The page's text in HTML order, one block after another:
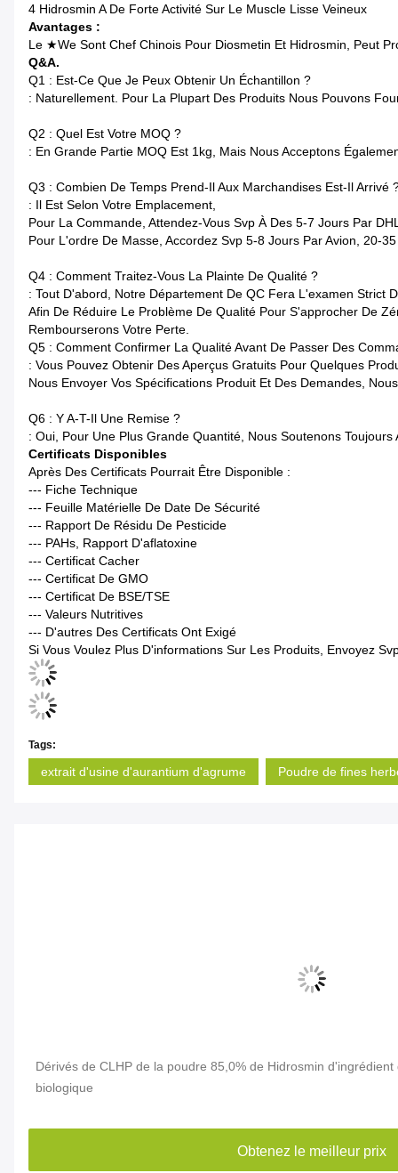
4 Hidrosmin A De Forte Activité Sur Le Muscle Lisse Veineux
Avantages :
Le ★We Sont Chef Chinois Pour Diosmetin Et Hidrosmin, Peut
Q&A.
Q1 : Est-Ce Que Je Peux Obtenir Un Échantillon ?
: Naturellement. Pour La Plupart Des Produits Nous Pouvons
Q2 : Quel Est Votre MOQ ?
: En Grande Partie MOQ Est 1kg, Mais Nous Acceptons
Q3 : Combien De Temps Prend-Il Aux Marchandises Est-Il Arrivé
: Il Est Selon Votre Emplacement,
Pour La Commande, Attendez-Vous Svp À Des 5-7 Jours Par
Pour L'ordre De Masse, Accordez Svp 5-8 Jours Par Avion, 20-
Q4 : Comment Traitez-Vous La Plainte De Qualité ?
: Tout D'abord, Notre Département De QC Fera L'examen Strict
Afin De Réduire Le Problème De Qualité Pour S'approcher De
Rembourserons Votre Perte.
Q5 : Comment Confirmer La Qualité Avant De Passer Des
: Vous Pouvez Obtenir Des Aperçus Gratuits Pour Quelques
Nous Envoyer Vos Spécifications Produit Et Des Demandes,
Q6 : Y A-T-Il Une Remise ?
: Oui, Pour Une Plus Grande Quantité, Nous Soutenons Toujours
Certificats Disponibles
Après Des Certificats Pourrait Être Disponible :
--- Fiche Technique
--- Feuille Matérielle De Date De Sécurité
--- Rapport De Résidu De Pesticide
--- PAHs, Rapport D'aflatoxine
--- Certificat Cacher
--- Certificat De GMO
--- Certificat De BSE/TSE
--- Valeurs Nutritives
--- D'autres Des Certificats Ont Exigé
Si Vous Voulez Plus D'informations Sur Les Produits, Envoyez
Tags:
extrait d'usine d'aurantium d'agrume Poudre de fines
Dérivés de CLHP de la poudre 85,0% de Hidrosmin
biologique
Obtenez le meilleur prix